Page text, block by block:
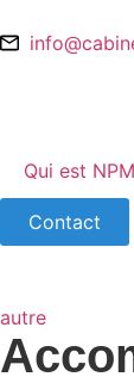
Qui est
Contact
autre